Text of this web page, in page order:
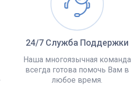
24/7 Служба Поддержки
Наша многоязычная команда
всегда готова помочь Вам в
любое время.